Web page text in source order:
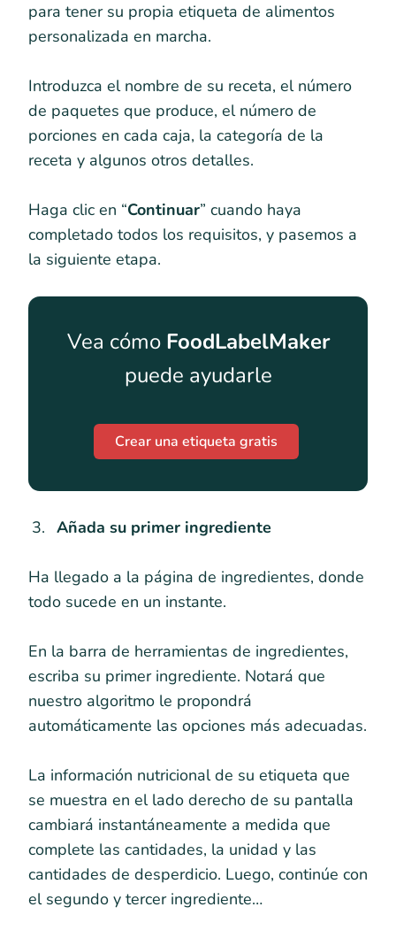
para tener su propia etiqueta de alimentos
personalizada en marcha.
Introduzca el nombre de su receta, el número
de paquetes que produce, el número de
porciones en cada caja, la categoría de la
receta y algunos otros detalles.
Haga clic en “Continuar” cuando haya
completado todos los requisitos, y pasemos a
la siguiente etapa.
Vea cómo FoodLabelMaker
puede ayudarle
Crear una etiqueta gratis
Añada su primer ingrediente
Ha llegado a la página de ingredientes, donde
todo sucede en un instante.
En la barra de herramientas de ingredientes,
escriba su primer ingrediente. Notará que
nuestro algoritmo le propondrá
automáticamente las opciones más adecuadas.
La información nutricional de su etiqueta que
se muestra en el lado derecho de su pantalla
cambiará instantáneamente a medida que
complete las cantidades, la unidad y las
cantidades de desperdicio. Luego, continúe con
el segundo y tercer ingrediente…